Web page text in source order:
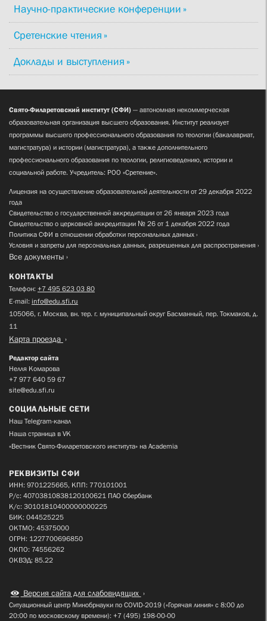
Научно-практические конференции
Сретенские чтения
Доклады и выступления
Свято-Филаретовский институт (СФИ) — автономная некоммерческая
образовательная организация высшего образования. Институт реализует
программы высшего профессионального образования по теологии (бакалавриат,
магистратура) и истории (магистратура), а также дополнительного
профессионального образования по теологии, религиоведению, истории и
социальной работе. Учредитель: РОО «Сретение».
Лицензия на осуществление образовательной деятельности от 29 декабря 2022
года
Свидетельство о государственной аккредитации от 26 января 2023 года
Свидетельство о церковной аккредитации № 26 от 1 декабря 2022 года
Политика СФИ в отношении обработки персональных данных
Условия и запреты для персональных данных, разрешенных для распространения
Все документы
КОНТАКТЫ
Телефон: +7 495 623 03 80
E-mail: info@edu.sfi.ru
105066, г. Москва, вн. тер. г. муниципальный округ Басманный, пер. Токмаков, д.
11
Карта проезда
Редактор сайта
Нелля Комарова
+7 977 640 59 67
site@edu.sfi.ru
СОЦИАЛЬНЫЕ СЕТИ
Наш Telegram-канал
Наша страница в VK
«Вестник Свято-Филаретовского института» на Academia
РЕКВИЗИТЫ СФИ
ИНН: 9701225665, КПП: 770101001
Р/с: 40703810838120100621 ПАО Сбербанк
К/с: 30101810400000000225
БИК: 044525225
ОКТМО: 45375000
ОГРН: 1227700696850
ОКПО: 74556262
ОКВЭД: 85.22
Версия сайта для слабовидящих
Ситуационный центр Минобрнауки по COVID-2019 («Горячая линия» с 8:00 до
20:00 по московскому времени): +7 (495) 198-00-00